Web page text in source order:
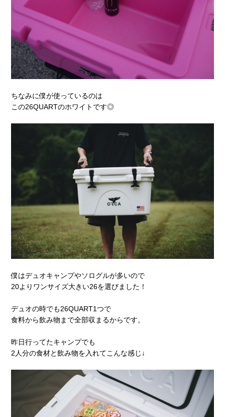
ちなみに僕が使っているのは
この26QUARTのホワイトです◎
僕はデュオキャンプやソログルが多いので
20よりワンサイズ大きい26を選びました！
デュオの時でも26QUART1つで
食料から飲み物まで全部収まるからです。
昨日行ってたキャンプでも
2人分の食材と飲み物を入れてこんな感じ↓